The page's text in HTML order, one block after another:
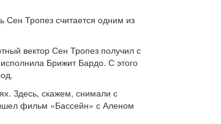
Сен Тропез считается одним из
вектор Сен Тропез получил с
Брижит Бардо. С этого
Здесь, скажем, снимали с
фильм «Бассейн» с Аленом